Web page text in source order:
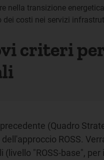
nella transizione energetica
dei costi nei servizi
criteri
(Quadro
ROSS.
"ROSS-base",